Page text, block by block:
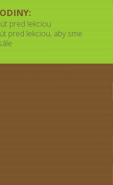
pred lekciou
pred lekciou, aby sme